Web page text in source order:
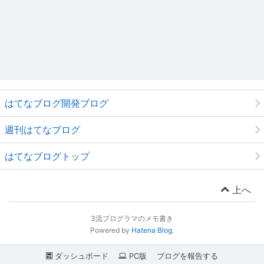
はてなブログ開発ブログ
週刊はてなブログ
はてなブログトップ
上へ
3流プログラマのメモ書き
Powered by Hatena Blog.
ダッシュボード PC版 ブログを報告する